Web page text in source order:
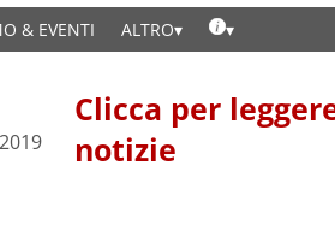
& EVENTI ALTRO
Clicca per
notizie